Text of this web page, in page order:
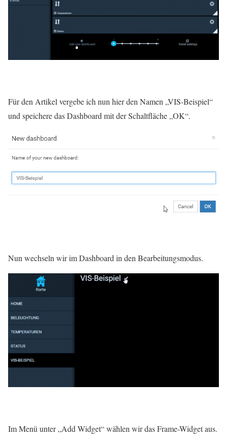
Für den Artikel vergebe ich nun hier den Namen „VIS-Beispiel“
und speichere das Dashboard mit der Schaltfläche „OK“.
Nun wechseln wir im Dashboard in den Bearbeitungsmodus.
Im Menü unter „Add Widget“ wählen wir das Frame-Widget aus.